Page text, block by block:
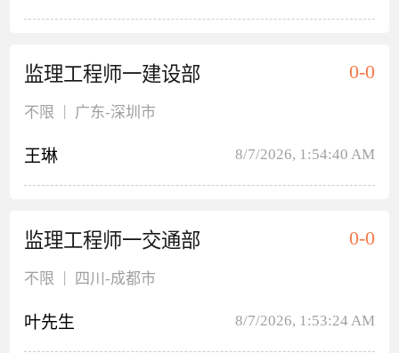
监理工程师一建设部 0-0
不限 | 广东-深圳市
王琳 8/7/2026, 1:54:40 AM
监理工程师一交通部 0-0
不限 | 四川 -成都市
叶先生 8/7/2026, 1:53:24 AM